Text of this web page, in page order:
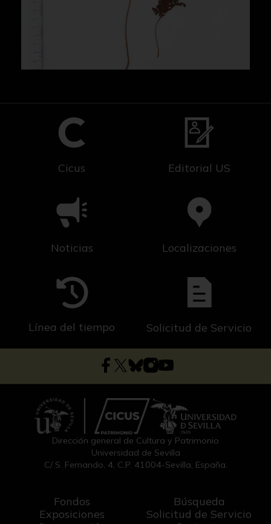
Cicus Editorial US
Noticias Localizaciones
Línea del tiempo Solicitud de Servicio
Dirección general de Cultura y Patrimonio
Universidad de Sevilla
C/ S. Fernando, 4, C.P. 41004-Sevilla, España.
Fondos
Exposiciones
Búsqueda
Solicitud de Servicio